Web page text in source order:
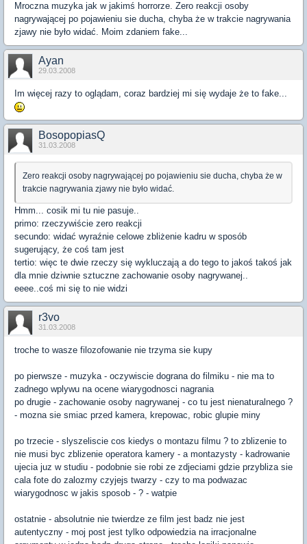
Mroczna muzyka jak w jakimś horrorze. Zero reakcji osoby
nagrywającej po pojawieniu sie ducha, chyba że w trakcie nagrywania
zjawy nie było widać. Moim zdaniem fake...
Ayan
29.03.2008
Im więcej razy to oglądam, coraz bardziej mi się wydaje że to fake...
BosopopiasQ
31.03.2008
Zero reakcji osoby nagrywającej po pojawieniu sie ducha, chyba że w
trakcie nagrywania zjawy nie było widać.
Hmm... cosik mi tu nie pasuje..
primo: rzeczywiście zero reakcji
secundo: widać wyraźnie celowe zbliżenie kadru w sposób
sugerujący, że coś tam jest
tertio: więc te dwie rzeczy się wykluczają a do tego to jakoś takoś jak
dla mnie dziwnie sztuczne zachowanie osoby nagrywanej..
eeee..coś mi się to nie widzi
r3vo
31.03.2008
troche to wasze filozofowanie nie trzyma sie kupy
po pierwsze - muzyka - oczywiscie dograna do filmiku - nie ma to
zadnego wplywu na ocene wiarygodnosci nagrania
po drugie - zachowanie osoby nagrywanej - co tu jest nienaturalnego ?
- mozna sie smiac przed kamera, krepowac, robic glupie miny
po trzecie - slyszeliscie cos kiedys o montazu filmu ? to zblizenie to
nie musi byc zblizenie operatora kamery - a montazysty - kadrowanie
ujecia juz w studiu - podobnie sie robi ze zdjeciami gdzie przybliza sie
cala fote do zalozmy czyjejs twarzy - czy to ma podwazac
wiarygodnosc w jakis sposob - ? - watpie
ostatnie - absolutnie nie twierdze ze film jest badz nie jest
autentyczny - moj post jest tylko odpowiedzia na irracjonalne